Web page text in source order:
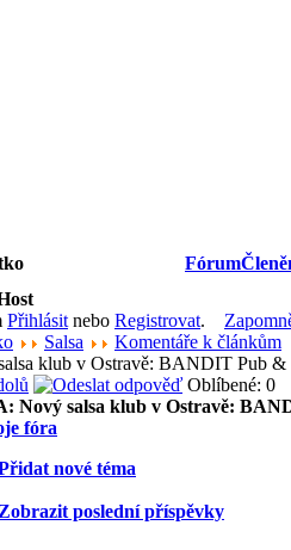
Fórum
Přihlásit nebo Registrovat.
Salsa
Komentáře k článkům
klub v Ostravě: BANDIT Pub
Oblíbené: 0
Nový salsa klub v Ostravě:
fóra
nové téma
Zobrazit poslední příspěvky